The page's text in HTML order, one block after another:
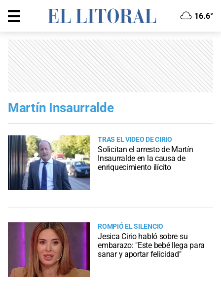
16.6°
Martín Insaurralde
TRAS EL VIDEO DE CIRIO
Solicitan el arresto de Martín
Insaurralde en la causa de
enriquecimiento ilícito
ROMPIÓ EL SILENCIO
Jesica Cirio habló sobre su
embarazo: "Este bebé llega para
sanar y aportar felicidad"